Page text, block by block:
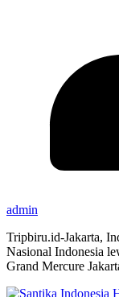
admin
Tripbiru.id-Jakarta,
Nasional Indonesia
Grand Mercure